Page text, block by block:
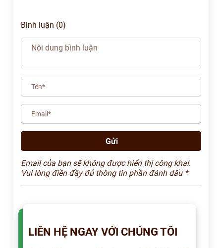
Bình luận (0)
Email của bạn sẽ không được hiển thị công khai.
Vui lòng điền đầy đủ thông tin phần đánh dấu *
LIÊN HỆ NGAY VỚI CHÚNG TÔI